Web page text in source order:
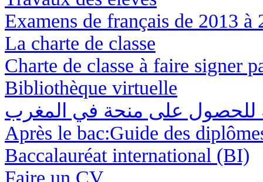
Examens de français de 2013 à
La charte de classe
Charte de classe à faire signer
Bibliothèque virtuelle
للحصول على منحة في المغرب
Après le bac:Guide des
Baccalauréat international (BI)